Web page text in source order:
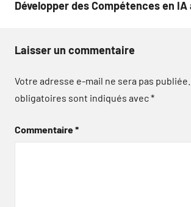
Développer des Compétences en IA
Laisser un commentaire
Votre adresse e-mail ne sera pas publiée.
obligatoires sont indiqués avec*
Commentaire*